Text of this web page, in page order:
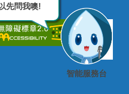
先問我噢!
智能服務台